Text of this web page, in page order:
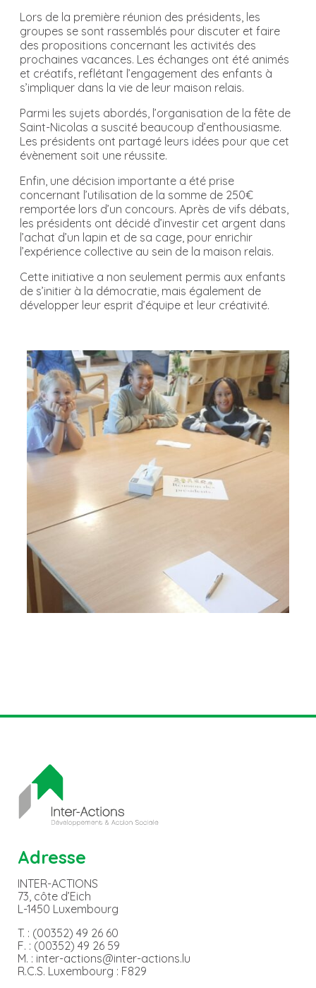
Lors de la première réunion des présidents, les
groupes se sont rassemblés pour discuter et faire
des propositions concernant les activités des
prochaines vacances. Les échanges ont été animés
et créatifs, reflétant l’engagement des enfants à
s’impliquer dans la vie de leur maison relais.
Parmi les sujets abordés, l’organisation de la fête de
Saint-Nicolas a suscité beaucoup d’enthousiasme.
Les présidents ont partagé leurs idées pour que cet
évènement soit une réussite.
Enfin, une décision importante a été prise
concernant l’utilisation de la somme de 250€
remportée lors d’un concours. Après de vifs débats,
les présidents ont décidé d’investir cet argent dans
l’achat d’un lapin et de sa cage, pour enrichir
l’expérience collective au sein de la maison relais.
Cette initiative a non seulement permis aux enfants
de s’initier à la démocratie, mais également de
développer leur esprit d’équipe et leur créativité.
Adresse
INTER-ACTIONS
73, côte d’Eich
L-1450 Luxembourg
T. : (00352) 49 26 60
F. : (00352) 49 26 59
M. : inter-actions@inter-actions.lu
R.C.S. Luxembourg : F829